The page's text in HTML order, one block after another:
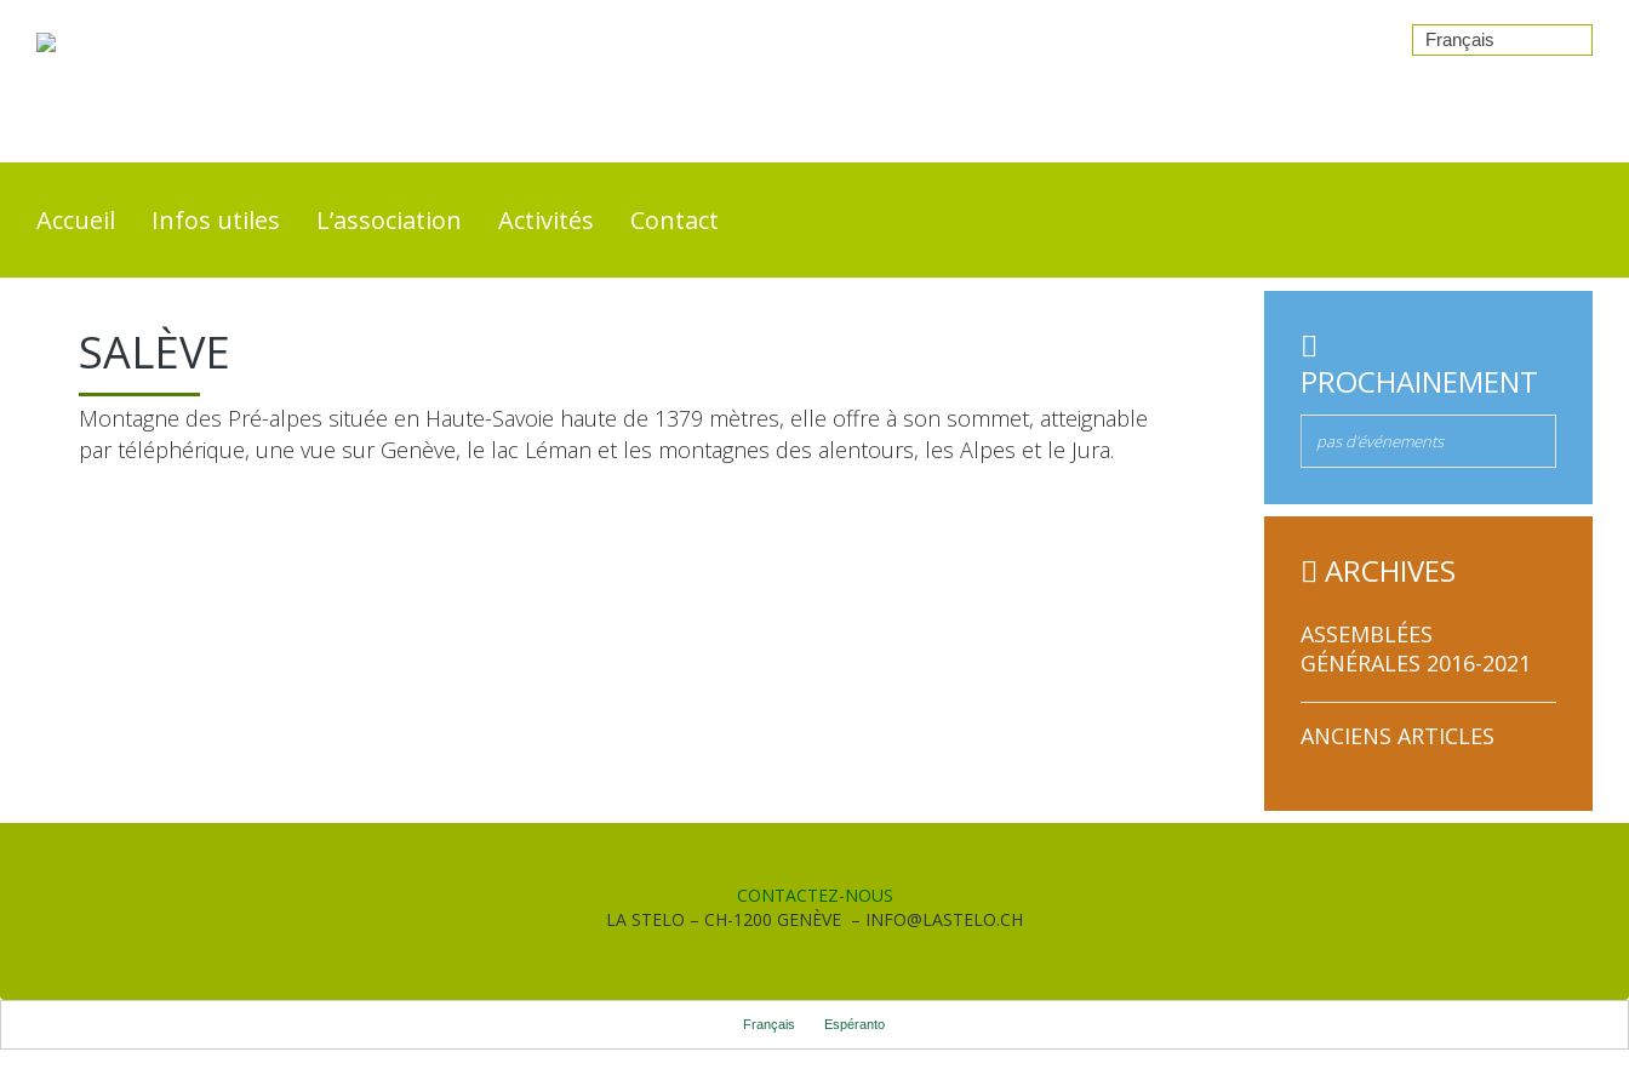
Français
Accueil Infos utiles L’association Activités Contact
SALÈVE
Montagne des Pré-alpes située en Haute-Savoie haute de 1379 mètres, elle offre à son sommet, atteignable
par téléphérique, une vue sur Genève, le lac Léman et les montagnes des alentours, les Alpes et le Jura.
PROCHAINEMENT
pas d'événements
ARCHIVES
ASSEMBLÉES
GÉNÉRALES 2016-2021
COMPTES-RENDUS
ANCIENS ARTICLES
CONTACTEZ-NOUS
LA STELO – CH-1200 GENÈVE – INFO@LASTELO.CH
Français Espéranto